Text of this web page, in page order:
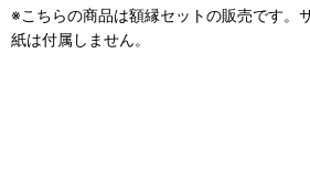
※こちらの商品は額縁セットの販売です。
紙は付属しません。